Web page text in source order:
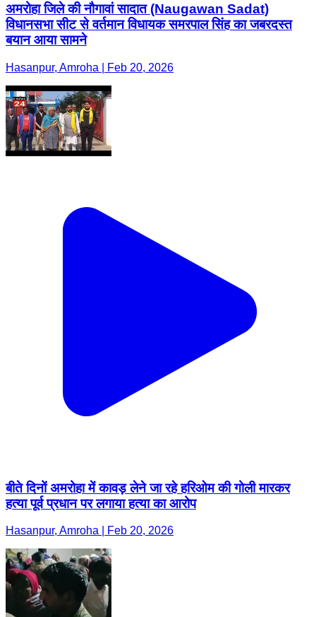
अमरोहा जिले की नौगावां सादात (Naugawan Sadat)
विधानसभा सीट से वर्तमान विधायक समरपाल सिंह का जबरदस्त
बयान आया सामने
Hasanpur, Amroha | Feb 20, 2026
बीते दिनों अमरोहा में कावड़ लेने जा रहे हरिओम की गोली मारकर
हत्या पूर्व प्रधान पर लगाया हत्या का आरोप
Hasanpur, Amroha | Feb 20, 2026